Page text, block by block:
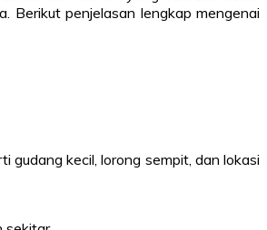
Berikut penjelasan lengkap mengenai
gudang kecil, lorong sempit, dan lokasi